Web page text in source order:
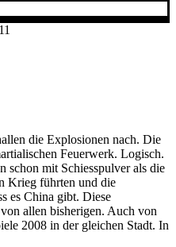
die Explosionen nach. Die
Feuerwerk. Logisch.
schon mit Schiesspulver als die
Krieg führten und die
es China gibt. Diese
allen bisherigen. Auch von
2008 in der gleichen Stadt. In